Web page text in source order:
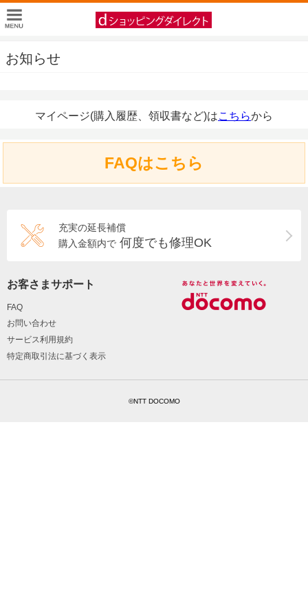
お知らせ
マイページ(購入履歴、領収書など)はこちらから
FAQはこちら
充実の延長補償
購入金額内で 何度でも修理OK
お客さまサポート
FAQ
お問い合わせ
サービス利用規約
特定商取引法に基づく表示
©NTT DOCOMO